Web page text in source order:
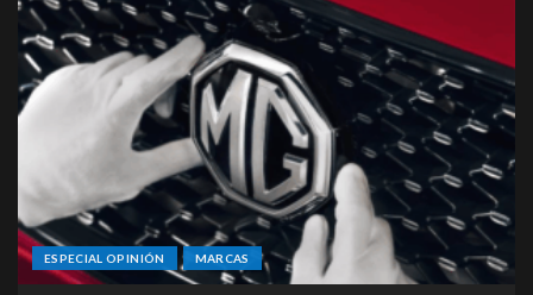
ESPECIAL OPINIÓN MARCAS